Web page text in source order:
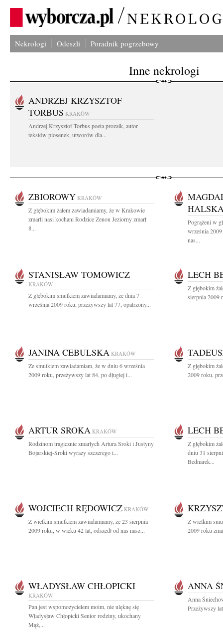
Nekrologi Odeszli Poradnik pogrzebowy
Inne nekrologi
ANDRZEJ KRZYSZTOF
TORBUS KRAKÓW
Andrzej Krzysztof Torbus poeta prozaik, autor
tekstów piosenek, utworów dla...
ZBIOROWY KRAKÓW
Z głębokim żalem zawiadamiamy, że w Krakowie
zmarli nasi kochani Rodzice Zenon Jeziorny zmarł
8...
Pogrążeni w
września
nas...
STANISŁAW TOMOWICZ
KRAKÓW
Z głębokim smutkiem zawiadamiamy, że dnia 7
września 2009 roku, przeżywszy lat 77, opatrzony...
LECH
Z głębokim
sierpnia 2009
JANINA CEBULSKA KRAKÓW
Ze smutkiem zawiadamiam, że w dniu 6 września
2009 roku, przeżywszy lat 84, po długiej i...
Z głębokim
2009 roku,
ARTUR SROKA KRAKÓW
Rodzinom tragicznie zmarłych Artura Sroki i Justyny
Bojarskiej-Sroki wyrazy szczerego i...
LECH
Z głębokim
dniu 31
Bednarek...
WOJCIECH RĘDOWICZ KRAKÓW
Z wielkim smutkiem zawiadamiamy, że 23 sierpnia
2009 roku, w wieku 42 lat, odszedł od nas nasz...
Z wielkim
2009 roku
WŁADYSŁAW CHŁOPICKI
KRAKÓW
Pan jest wspomożycielem moim, nie ulęknę się
Władysław Chłopicki Senior rodziny, ukochany
Mąż,...
ANNA
Anna
Przeżywszy